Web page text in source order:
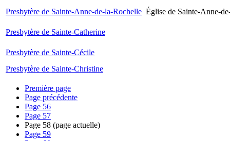
Presbytère de Sainte-Anne-de-la-Rochelle Église de Sainte-Anne-
Presbytère de Sainte-Catherine
Presbytère de Sainte-Cécile
Presbytère de Sainte-Christine
Première page
Page précédente
Page 56
Page 57
Page 58 (page actuelle)
Page 59